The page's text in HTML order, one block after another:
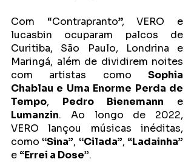
Com “Contrapranto”, VERO e
lucasbin ocuparam palcos de
Curitiba, São Paulo, Londrina e
Maringá, além de dividirem noites
com artistas como Sophia
Chablau e Uma Enorme Perda de
Tempo, Pedro Bienemann
Lumanzin. Ao longo de 2022,
VERO lançou músicas inéditas,
como “Sina”, “Cilada”, “Ladainha”
e “Errei a Dose”.